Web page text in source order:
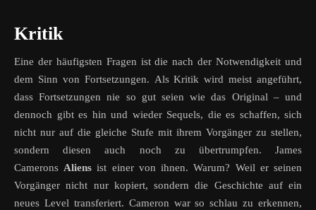
Kritik
Eine der häufigsten Fragen ist die nach der Notwendigkeit und
dem Sinn von Fortsetzungen. Als Kritik wird meist angeführt,
dass Fortsetzungen nie so gut seien wie das Original – und
dennoch gibt es hin und wieder Sequels, die es schaffen, sich
nicht nur auf die gleiche Stufe mit ihrem Vorgänger zu stellen,
sondern diesen auch noch zu übertrumpfen. James
Camerons Aliens ist einer von ihnen. Warum? Weil er seinen
Vorgänger nicht nur kopiert, sondern die Geschichte auf ein
neues Level transferiert. Cameron war so schlau zu erkennen,